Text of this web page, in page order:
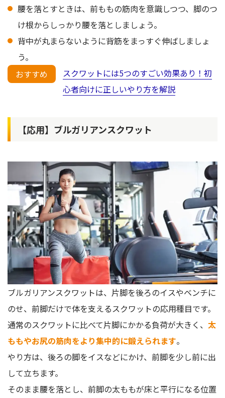
腰を落とすときは、前ももの筋肉を意識しつつ、脚のつ
け根からしっかり腰を落としましょう。
背中が丸まらないように背筋をまっすぐ伸ばしましょ
う。
おすすめ
スクワットには5つのすごい効果あり！初
心者向けに正しいやり方を解説
【応用】ブルガリアンスクワット
ブルガリアンスクワットは、片脚を後ろのイスやベンチに
のせ、前脚だけで体を支えるスクワットの応用種目です。
通常のスクワットに比べて片脚にかかる負荷が大きく、 太
ももやお尻の筋肉をより集中的に鍛えられます。
やり方は、後ろの脚をイスなどにかけ、前脚を少し前に出
して立ちます。
そのまま腰を落とし、前脚の太ももが床と平行になる位置